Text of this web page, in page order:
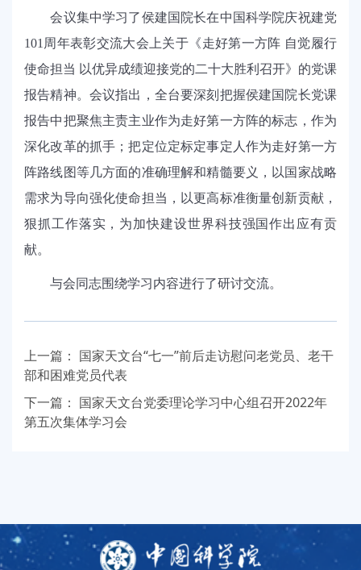
会议集中学习了侯建国院长在中国科学院庆祝建党
101 周年表彰交流大会上关于《走好第一方阵 自觉履行
使命担当 以优异成绩迎接党的二十大胜利召开》的党课
报告精神。会议指出，全台要深刻把握侯建国院长党课
报告中把聚焦主责主业作为走好第一方阵的标志，作为
深化改革的抓手；把定位定标定事定人作为走好第一方
阵路线图等几方面的准确理解和精髓要义，以国家战略
需求为导向强化使命担当，以更高标准衡量创新贡献，
狠抓工作落实，为加快建设世界科技强国作出应有贡
献。
与会同志围绕学习内容进行了研讨交流。
上一篇： 国家天文台“七一”前后走访慰问老党员、老干
部和困难党员代表
下一篇： 国家天文台党委理论学习中心组召开2022年
第五次集体学习会